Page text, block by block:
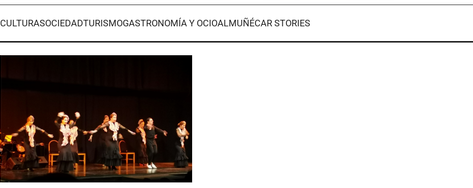
CULTURASOCIEDADTURISMOGASTRONOMÍA Y OCIOALMUÑÉCAR STORIES